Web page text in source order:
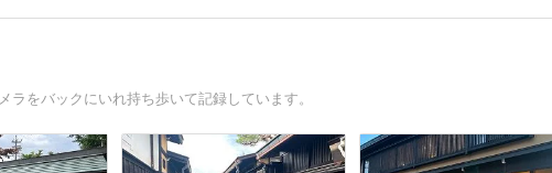
をバックにいれ持ち歩いて記録しています。